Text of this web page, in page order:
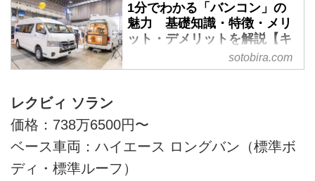
1分でわかる「バンコン」の
魅力 基礎知識・特徴・メリ
ット・デメリットを解説【キ
ャンピングカー入門】 -
SOTOBIRA
②。バンコンの魅力、バリエーシ
ョン、メリット・デメリットな
sotobira.com
レクビィ ソラン
価格：738万6500円〜
ベース車両：ハイエース ロングバン（標準ボ
ディ・標準ルーフ）